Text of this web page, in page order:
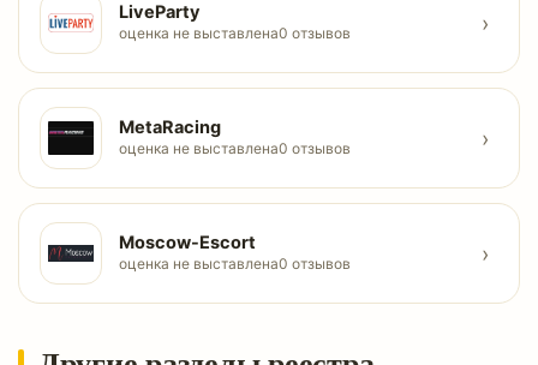
LiveParty
оценка не выставлена0 отзывов ›
MetaRacing
оценка не выставлена0 отзывов ›
Moscow-Escort
оценка не выставлена0 отзывов ›